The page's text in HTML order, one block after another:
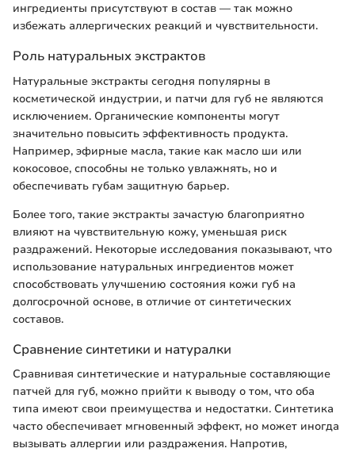
ингредиенты присутствуют в состав — так можно
избежать аллергических реакций и чувствительности.
Роль натуральных экстрактов
Натуральные экстракты сегодня популярны в
косметической индустрии, и патчи для губ не являются
исключением. Органические компоненты могут
значительно повысить эффективность продукта.
Например, эфирные масла, такие как масло ши или
кокосовое, способны не только увлажнять, но и
обеспечивать губам защитную барьер.
Более того, такие экстракты зачастую благоприятно
влияют на чувствительную кожу, уменьшая риск
раздражений. Некоторые исследования показывают, что
использование натуральных ингредиентов может
способствовать улучшению состояния кожи губ на
долгосрочной основе, в отличие от синтетических
составов.
Сравнение синтетики и натуралки
Сравнивая синтетические и натуральные составляющие
патчей для губ, можно прийти к выводу о том, что оба
типа имеют свои преимущества и недостатки. Синтетика
часто обеспечивает мгновенный эффект, но может иногда
вызывать аллергии или раздражения. Напротив,